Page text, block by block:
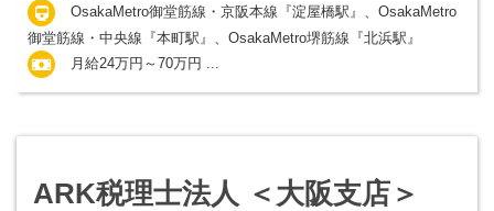
OsakaMetro御堂筋線・京阪本線『淀屋橋駅』、OsakaMetro
御堂筋線・中央線『本町駅』、OsakaMetro堺筋線『北浜駅』
月給24万円～70万円 ...
ARK税理士法人 ＜大阪支店＞